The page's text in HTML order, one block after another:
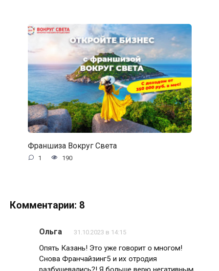
Франшиза Вокруг Света
1 190
Комментарии: 8
Ольга 31.10.2023 в 14:15
Опять Казань! Это уже говорит о многом!
Снова Франчайзинг5 и их отродия